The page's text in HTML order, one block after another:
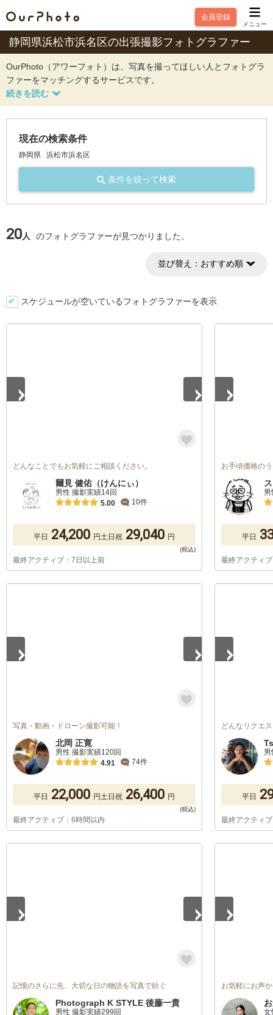
会員登録
メニュー
静岡県浜松市浜名区の出張撮影フォトグラファー
OurPhoto（アワーフォト）は、写真を撮ってほしい人とフォトグラ
ファーをマッチングするサービスです。
現在の検索条件
静岡県 浜松市浜名区
条件を絞って検索
20人 のフォトグラファーが見つかりました。
並び替え： おすすめ順
スケジュールが空いているフォトグラファーを表示
どんなことでもお気軽にご相談ください。
爾見 健佑（けんにぃ）
男性 撮影実績14回
5.00
10件
平日 24,200 円土日祝 29,040 円
最終アクティブ：7日以上前
お手頃価格の
平日
最終アクティ
写真・動画・ドローン撮影可能！
北岡 正寛
男性 撮影実績120回
4.91
74件
平日 22,000 円土日祝 26,400 円
最終アクティブ：6時間以内
どんなリクエ
男
平日
最終アクティ
記憶のさらに先、大切な日の物語を写真で紡ぐ
Photograph K STYLE 後藤一貴
男性 撮影実績299回
お気軽にお声
女